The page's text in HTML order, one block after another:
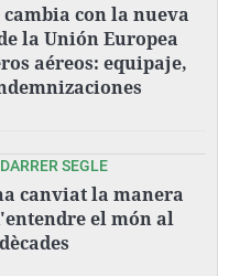
cambia con la nueva
la Unión Europea
aéreos: equipaje,
SEGLE
canviat la manera
el món al